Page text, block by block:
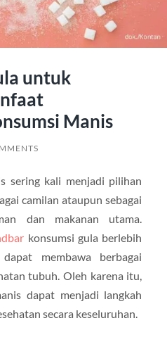
untuk
Manis
sering kali menjadi pilihan
camilan ataupun sebagai
dan makanan utama.
konsumsi gula berlebih
membawa berbagai
tubuh. Oleh karena itu,
dapat menjadi langkah
secara keseluruhan.